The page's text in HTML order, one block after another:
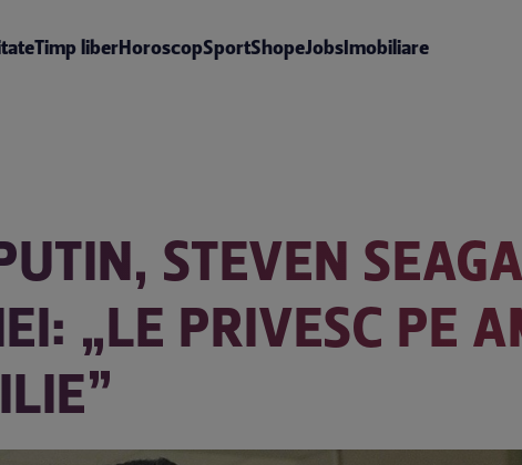
Timp liberHoroscopSportShopeJobsImobiliare
STEVEN
„LE PRIVESC PE